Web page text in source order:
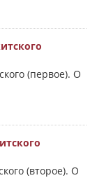
(первое). О
(второе). О